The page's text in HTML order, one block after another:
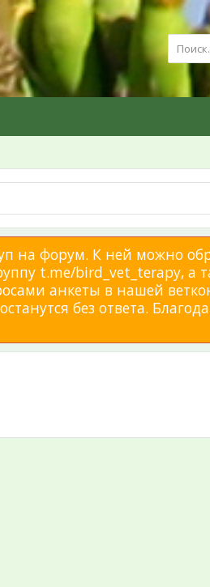
на форум. К ней можно
t.me/bird_vet_terapy, а
анкеты в нашей
без ответа.